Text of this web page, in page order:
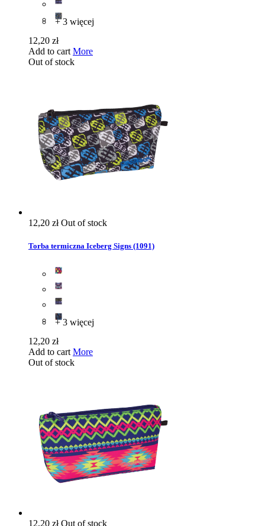
+ 3 więcej
12,20 zł
Add to cart More
Out of stock
12,20 złOut of stock
Torba termiczna Iceberg Signs (1091)
+ 3 więcej
12,20 zł
Add to cart More
Out of stock
12,20 złOut of stock